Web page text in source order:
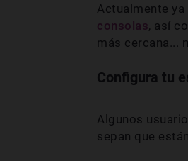
Actualmente
consolas, así
más cercana...
Configura tu
Algunos
sepan que